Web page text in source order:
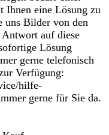
Ihnen eine Lösung zu
uns Bilder von den
Antwort auf diese
Lösung
gerne telefonisch
Verfügung:
hilfe-
gerne für Sie da.